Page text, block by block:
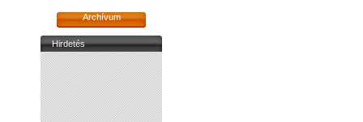
Archívum
Hirdetés